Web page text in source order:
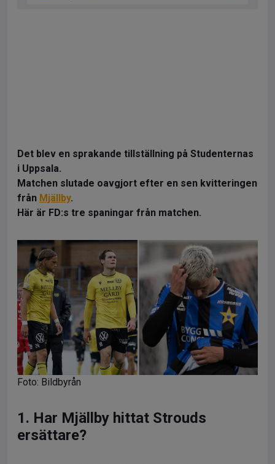
Det blev en sprakande tillställning på Studenternas
i Uppsala.
Matchen slutade oavgjort efter en sen kvitteringen
från Mjällby.
Här är FD:s tre spaningar från matchen.
Foto: Bildbyrån
1. Har Mjällby hittat Strouds
ersättare?